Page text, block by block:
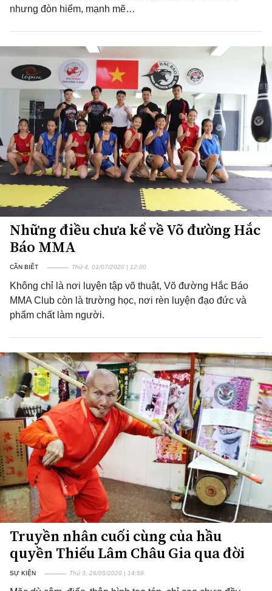
nhưng đòn hiểm, mạnh mẽ…
Những điều chưa kể về Võ đường Hắc
Báo MMA
CẦN BIẾT Thứ 4, 01/07/2020 | 12:00
Không chỉ là nơi luyện tập võ thuật, Võ đường Hắc Báo
MMA Club còn là trường học, nơi rèn luyện đạo đức và
phẩm chất làm người.
Truyền nhân cuối cùng của hầu
quyền Thiếu Lâm Châu Gia qua đời
SỰ KIỆN Thứ 3, 26/05/2020 | 14:59